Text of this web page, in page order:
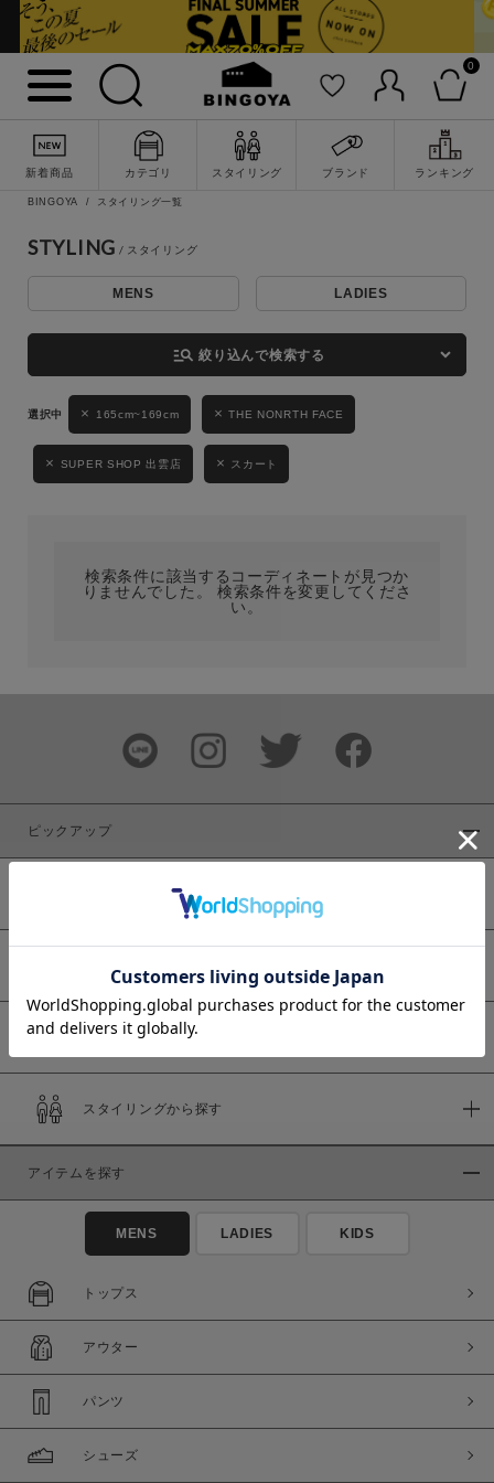
0
新着商品 カテゴリ スタイリング ブランド ランキング
詳細検索
キーワード
性別
MENS LADIES
ブランド
商品タイプ
通常商品
セール価格
在庫
在庫あり
BINGOYA スタイリング一覧
STYLING
MENS LADIES
manage_search 絞り込んで検索する
165cm~169cm THE NONRTH FACE
SUPER SHOP 出雲店 スカート
検索条件に該当するコーディネートが見つか
りませんでした。 検索条件を変更してくださ
い。
ピックアップ
予約商品
スタイリングから探す
アイテムを探す
MENS LADIES KIDS
トップス
アウター
パンツ
シューズ